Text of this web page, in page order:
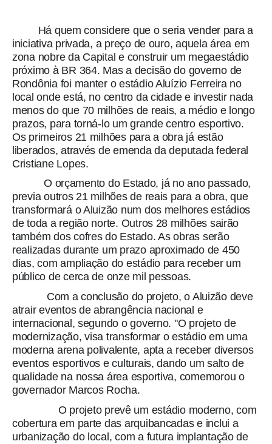
Há quem considere que o seria vender para a
iniciativa privada, a preço de ouro, aquela área em
zona nobre da Capital e construir um megaestádio
próximo à BR 364. Mas a decisão do governo de
Rondônia foi manter o estádio Aluízio Ferreira no
local onde está, no centro da cidade e investir nada
menos do que 70 milhões de reais, a médio e longo
prazos, para torná-lo um grande centro esportivo.
Os primeiros 21 milhões para a obra já estão
liberados, através de emenda da deputada federal
Cristiane Lopes.
O orçamento do Estado, já no ano passado,
previa outros 21 milhões de reais para a obra, que
transformará o Aluizão num dos melhores estádios
de toda a região norte. Outros 28 milhões sairão
também dos cofres do Estado. As obras serão
realizadas durante um prazo aproximado de 450
dias, com ampliação do estádio para receber um
público de cerca de onze mil pessoas.
Com a conclusão do projeto, o Aluizão deve
atrair eventos de abrangência nacional e
internacional, segundo o governo. "O projeto de
modernização, visa transformar o estádio em uma
moderna arena polivalente, apta a receber diversos
eventos esportivos e culturais, dando um salto de
qualidade na nossa área esportiva, comemorou o
governador Marcos Rocha.
O projeto prevê um estádio moderno, com
cobertura em parte das arquibancadas e inclui a
urbanização do local, com a futura implantação de